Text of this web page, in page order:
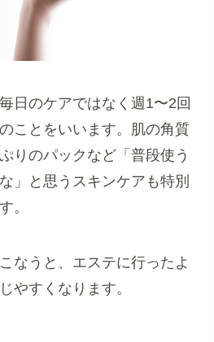
日のケアではなく週1〜2回
ことをいいます。肌の角質
りのパックなど「普段使う
」と思うスキンケアも特別
。
なうと、エステに行ったよ
やすくなります。